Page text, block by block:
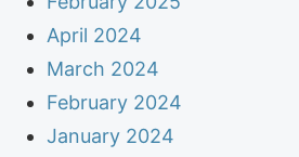
April 2024
March 2024
February 2024
January 2024